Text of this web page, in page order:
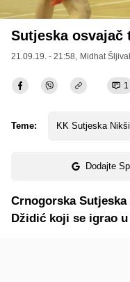
Sutjeska
21.09.19. - 21:58, Midhat
1
Teme: KK Sutjeska
Dodajte
Crnogorska
Džidić koji se igrao